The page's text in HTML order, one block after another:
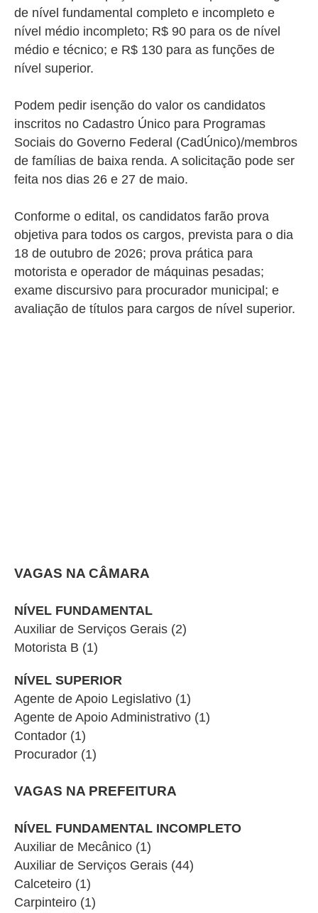
de nível fundamental completo e incompleto e
nível médio incompleto; R$ 90 para os de nível
médio e técnico; e R$ 130 para as funções de
nível superior.
Podem pedir isenção do valor os candidatos
inscritos no Cadastro Único para Programas
Sociais do Governo Federal (CadÚnico)/membros
de famílias de baixa renda. A solicitação pode ser
feita nos dias 26 e 27 de maio.
Conforme o edital, os candidatos farão prova
objetiva para todos os cargos, prevista para o dia
18 de outubro de 2026; prova prática para
motorista e operador de máquinas pesadas;
exame discursivo para procurador municipal; e
avaliação de títulos para cargos de nível superior.
VAGAS NA CÂMARA
NÍVEL FUNDAMENTAL
Auxiliar de Serviços Gerais (2)
Motorista B (1)
NÍVEL SUPERIOR
Agente de Apoio Legislativo (1)
Agente de Apoio Administrativo (1)
Contador (1)
Procurador (1)
VAGAS NA PREFEITURA
NÍVEL FUNDAMENTAL INCOMPLETO
Auxiliar de Mecânico (1)
Auxiliar de Serviços Gerais (44)
Calceteiro (1)
Carpinteiro (1)